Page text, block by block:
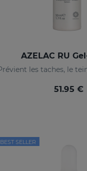
AZELAC RU
51.95 €
BEST SELLER